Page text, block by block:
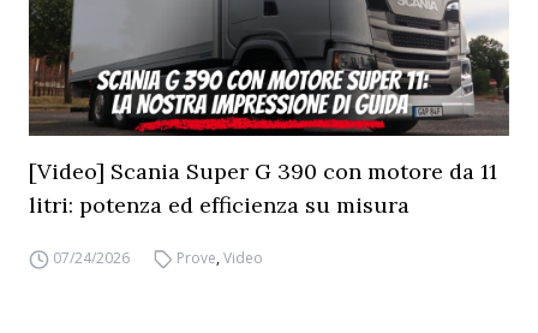
[Video] Scania Super G 390 con motore da 11
litri: potenza ed efficienza su misura
07/24/2026 Prove,Video